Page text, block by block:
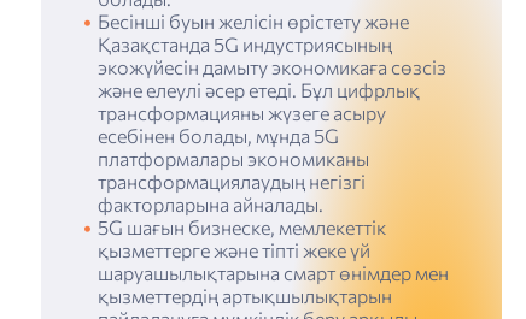
Бесінші буын желісін өрістету және
Қазақстанда 5G индустриясының
экожүйесін дамыту экономикаға сөзсіз
және елеулі әсер етеді. Бұл цифрлық
трансформацияны жүзеге асыру
есебінен болады, мұнда 5G
платформалары экономиканы
трансформациялаудың негізгі
факторларына айналады.
5G шағын бизнеске, мемлекеттік
қызметтерге және тіпті жеке үй
шаруашылықтарына смарт өнімдер мен
қызметтердің артықшылықтарын